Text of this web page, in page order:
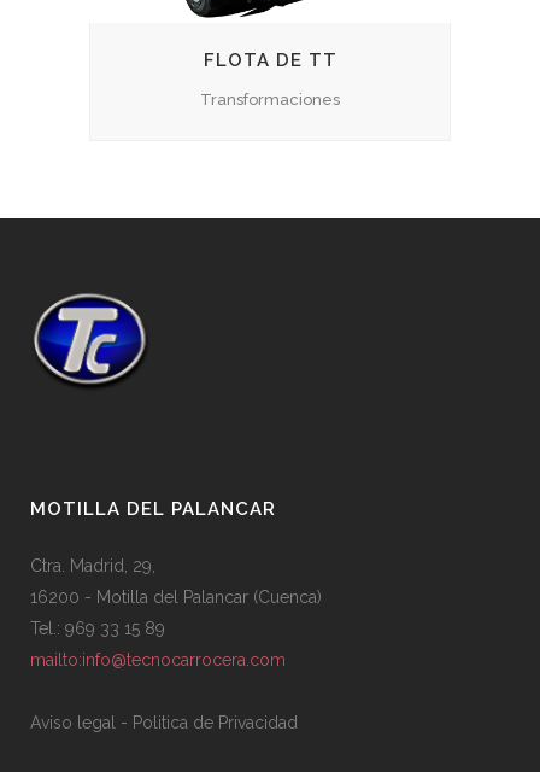
FLOTA DE TT
Transformaciones
MOTILLA DEL PALANCAR
Ctra. Madrid, 29,
16200 - Motilla del Palancar (Cuenca)
Tel.: 969 33 15 89
mailto:info@tecnocarrocera.com
Aviso legal - Politica de Privacidad